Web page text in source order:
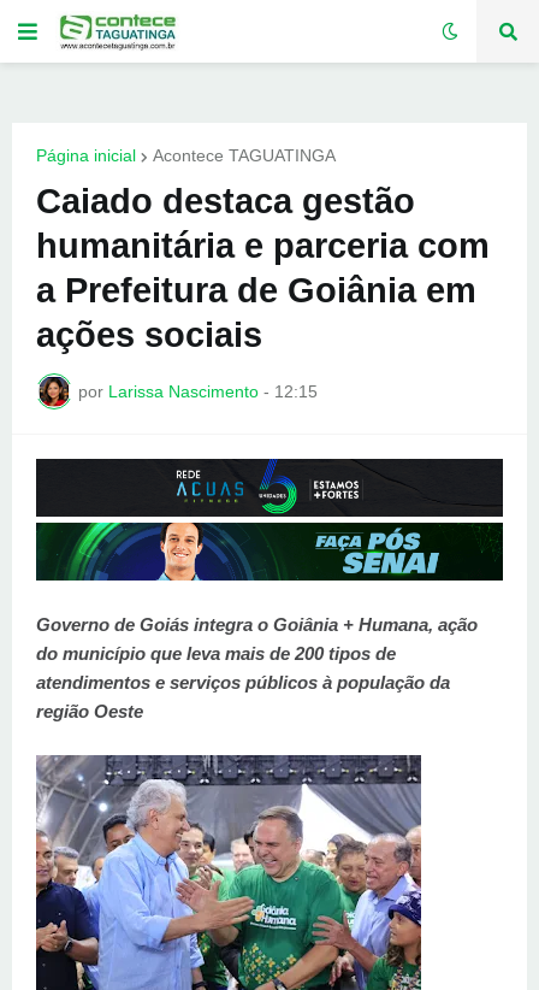
Página inicial Acontece TAGUATINGA
Caiado destaca gestão
humanitária e parceria com
a Prefeitura de Goiânia em
ações sociais
por Larissa Nascimento - 12:15
Governo de Goiás integra o Goiânia + Humana, ação
do município que leva mais de 200 tipos de
atendimentos e serviços públicos à população da
região Oeste